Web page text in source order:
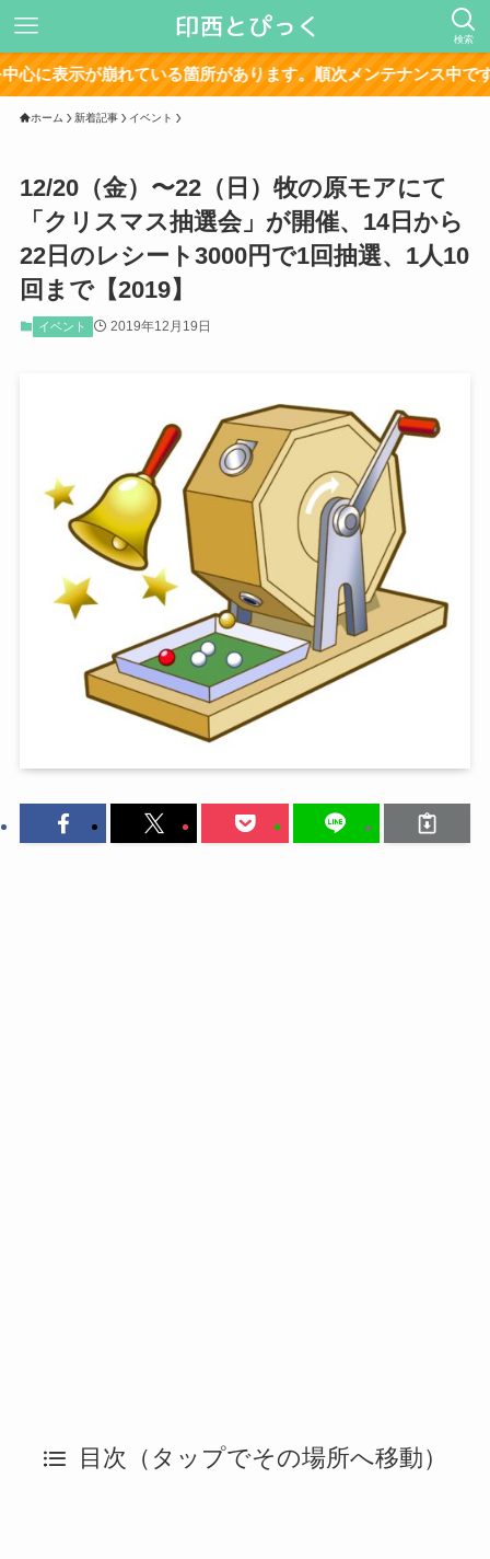
検索
崩れている箇所があります。順次メンテナンス中です。
ホーム 新着記事 イベント
12/20（金）〜22（日）牧の原モアにて
「クリスマス抽選会」が開催、14日から
22日のレシート3000円で1回抽選、1人10
回まで【2019】
イベント 2019年12月19日
目次（タップでその場所へ移動）